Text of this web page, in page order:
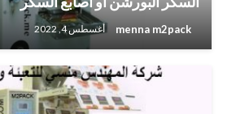
menna m2pack أغسطس 4, 2022